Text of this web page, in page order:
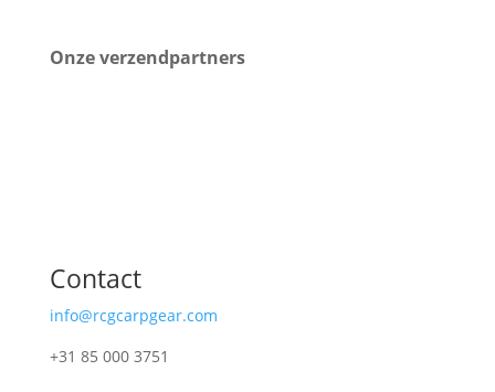
Onze verzendpartners
Contact
info@rcgcarpgear.com
+31 85 000 3751